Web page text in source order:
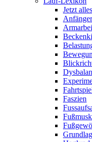
Jetzt
Anfänger
Faszien